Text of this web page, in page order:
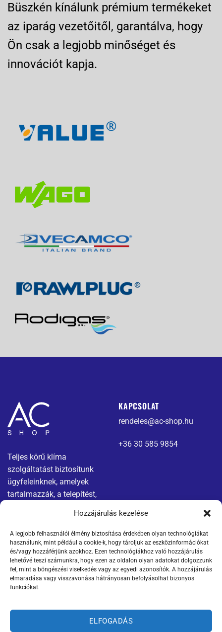
Hozzájárulás kezelése
A legjobb felhasználói élmény biztosítása érdekében olyan technológiákat
használunk, mint például a cookie-k, hogy tároljuk az eszközinformációkat
és/vagy hozzáférjünk azokhoz. Ezen technológiákhoz való hozzájárulás
lehetővé teszi számunkra, hogy ezen az oldalon olyan adatokat dolgozzunk
fel, mint a böngészési viselkedés vagy az egyedi azonosítók. A hozzájárulás
elmaradása vagy visszavonása hátrányosan befolyásolhat bizonyos
funkciókat.
ELFOGADÁS
Büszkén kínálunk prémium termékeket
az iparág vezetőitől, garantálva, hogy
Ön csak a legjobb minőséget és
innovációt kapja.
Teljes körű klíma
szolgáltatást biztosítunk
ügyfeleinknek, amelyek
tartalmazzák, a telepítést,
KAPCSOLAT
rendeles@ac-shop.hu
+36 30 585 9854
Menü
Kapcsolat
Termékek
Jogi nyilatkozatok
Adatvédelmi tájékoztató
ÁSZF